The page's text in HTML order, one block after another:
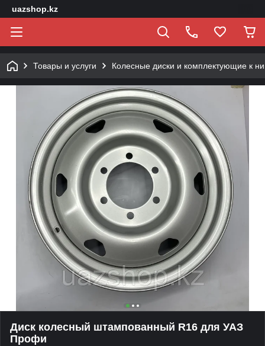
uazshop.kz
Товары и услуги Колесные диски и комплектующие к
Диск колесный штампованный R16 для УАЗ
Профи